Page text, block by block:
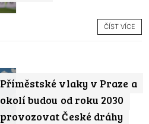
ČÍST VÍCE
Příměstské vlaky v Praze a
okolí budou od roku 2030
provozovat České dráhy